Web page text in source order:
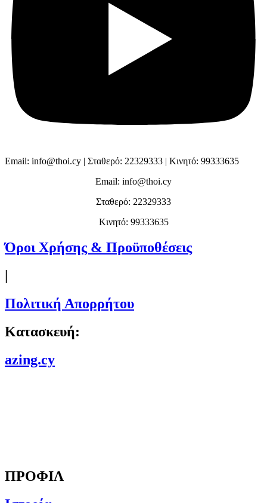
Email: info@thoi.cy | Σταθερό: 22329333 | Κινητό: 99333635
Email: info@thoi.cy
Σταθερό: 22329333
Κινητό: 99333635
Όροι Χρήσης & Προϋποθέσεις
|
Πολιτική Απορρήτου
Κατασκευή:
azing.cy
ΠΡΟΦΙΛ